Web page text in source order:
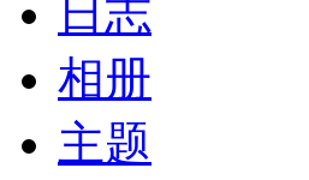
日志
相册
主题